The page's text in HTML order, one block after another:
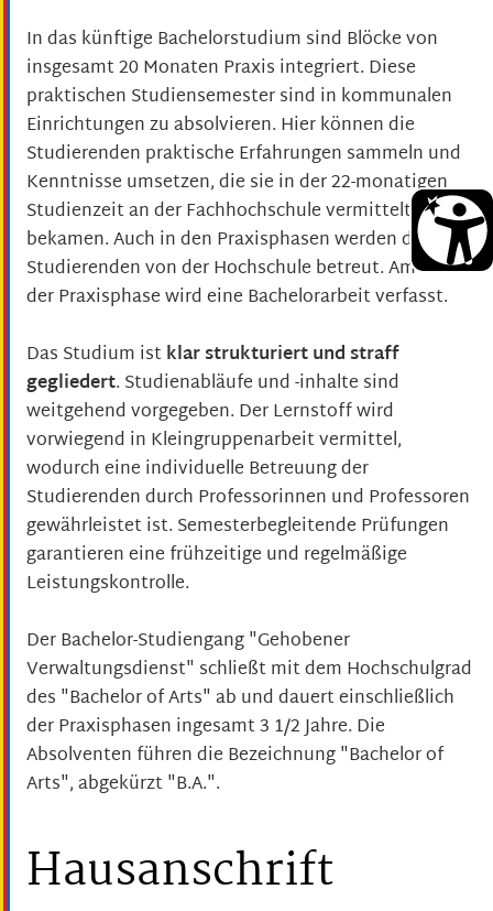
In das künftige Bachelorstudium sind Blöcke von
insgesamt 20 Monaten Praxis integriert. Diese
praktischen Studiensemester sind in kommunalen
Einrichtungen zu absolvieren. Hier können die
Studierenden praktische Erfahrungen sammeln und
Kenntnisse umsetzen, die sie in der 22-monatigen
Studienzeit an der Fachhochschule vermittelt
bekamen. Auch in den Praxisphasen werden die
Studierenden von der Hochschule betreut. Am Ende
der Praxisphase wird eine Bachelorarbeit verfasst.
Das Studium istklar strukturiert und straff
gegliedert. Studienabläufe und -inhalte sind
weitgehend vorgegeben. Der Lernstoff wird
vorwiegend in Kleingruppenarbeit vermittel,
wodurch eine individuelle Betreuung der
Studierenden durch Professorinnen und Professoren
gewährleistet ist. Semesterbegleitende Prüfungen
garantieren eine frühzeitige und regelmäßige
Leistungskontrolle.
Der Bachelor-Studiengang "Gehobener
Verwaltungsdienst" schließt mit dem Hochschulgrad
des "Bachelor of Arts" ab und dauert einschließlich
der Praxisphasen ingesamt 3 1/2 Jahre. Die
Absolventen führen die Bezeichnung "Bachelor of
Arts", abgekürzt "B.A.".
Hausanschrift